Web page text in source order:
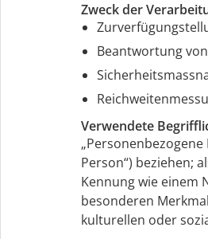
Zweck der
Beantwortung
Verwendete
Person“) beziehen;
Kennung wie einem
besonderen
kulturellen oder